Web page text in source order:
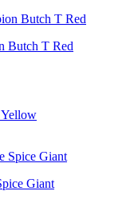
Butch T Red
Yellow
Giant